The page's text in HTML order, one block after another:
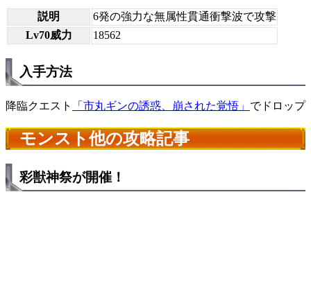
説明
6発の強力な無属性貫通衝撃波で攻撃
Lv70威力
18562
入手方法
降臨クエスト 「市丸ギンの誘惑、崩された覚悟」 でドロップ
モンスト他の攻略記事
彩獣神祭が開催！